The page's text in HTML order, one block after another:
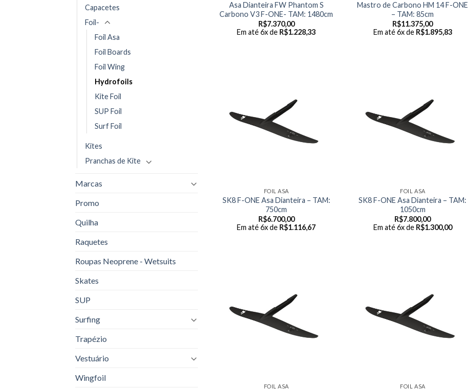
Capacetes
Foil-
Foil Asa
Foil Boards
Foil Wing
Hydrofoils
Kite Foil
SUP Foil
Surf Foil
Kites
Pranchas de Kite
Marcas
Promo
Quilha
Raquetes
Roupas Neoprene - Wetsuits
Skates
SUP
Surfing
Trapézio
Vestuário
Wingfoil
Asa Dianteira FW Phantom S
Carbono V3 F-ONE- TAM: 1480cm
R$7.370,00
Em até 6x de R$1.228,33
Mastro de Carbono HM 14 F-ONE
– TAM: 85cm
R$11.375,00
Em até 6x de R$1.895,83
FOIL ASA
SK8 F-ONE Asa Dianteira – TAM:
750cm
R$6.700,00
Em até 6x de R$1.116,67
FOIL ASA
SK8 F-ONE Asa Dianteira – TAM:
1050cm
R$7.800,00
Em até 6x de R$1.300,00
FOIL ASA FOIL ASA